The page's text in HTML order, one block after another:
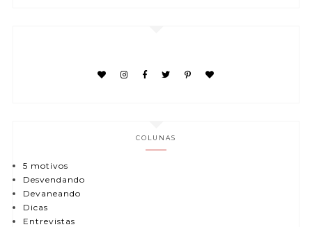
COLUNAS
5 motivos
Desvendando
Devaneando
Dicas
Entrevistas